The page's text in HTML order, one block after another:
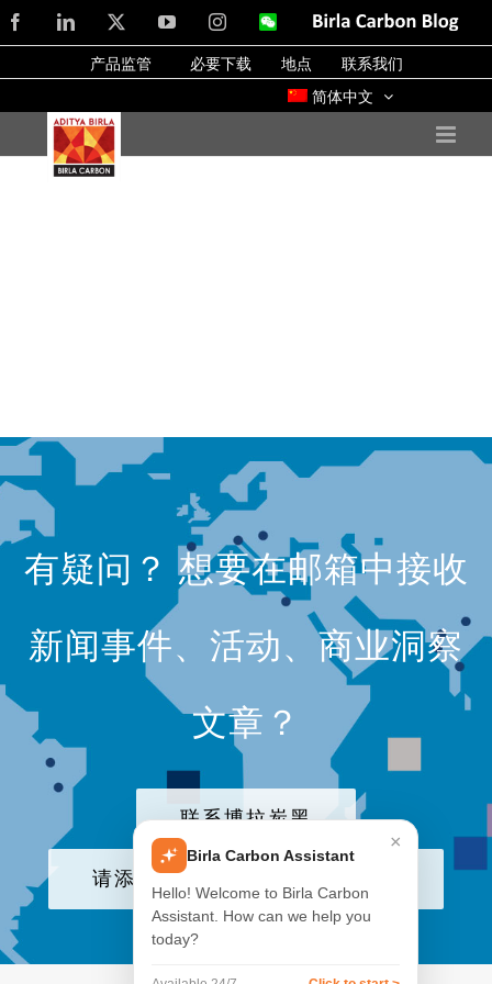
Skip
to
content
FacebookLinkedIn YouTubeInstagramWeChatBirla
Blog
产品监管 必要下载 地点
联系我们
简体中文
有疑问？ 想要在邮箱中接收
新闻事件、活动、商业洞察
文章？
联系博拉炭黑
请添加我们公司至电子邮件列表
×
Birla Carbon Assistant
Hello! Welcome to Birla Carbon
Assistant. How can we help you
today?